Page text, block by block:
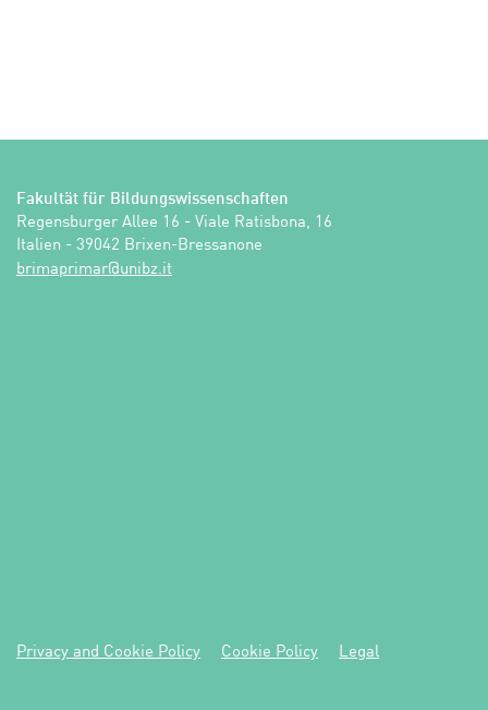
Fakultät für Bildungswissenschaften
Regensburger Allee 16 - Viale Ratisbona, 16
Italien - 39042 Brixen-Bressanone
ti.zbinu@ramirpamirb
Privacy and Cookie Policy Cookie Policy Legal